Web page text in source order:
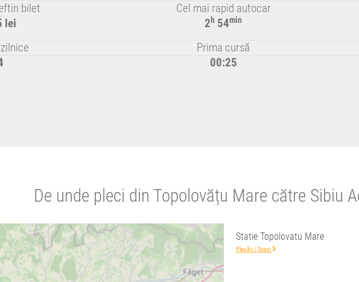
bilet
lei
Cel mai rapid autocar
2h 54min
Prima cursă
00:25
De unde pleci din Topolovățu Mare către Sibiu
Statie Topolovatu Mare
Plecări / Sosiri